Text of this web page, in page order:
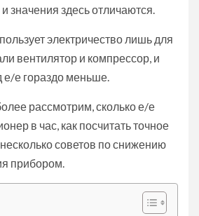
значения здесь отличаются.
электричество лишь для
вентилятор и компрессор, и
е/е гораздо меньше.
рассмотрим, сколько е/е
в час, как посчитать точное
советов по снижению
прибором.